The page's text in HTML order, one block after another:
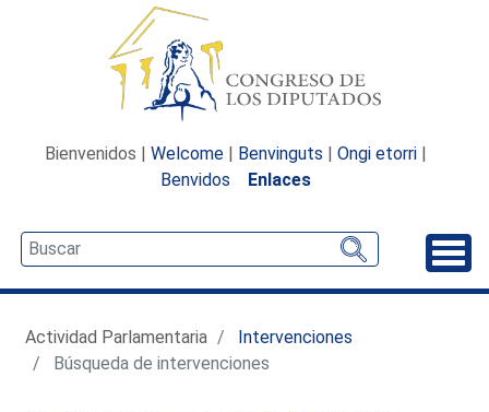
Bienvenidos | Welcome | Benvinguts | Ongi etorri |
Benvidos
Enlaces
Actividad Parlamentaria
Intervenciones
Búsqueda de intervenciones